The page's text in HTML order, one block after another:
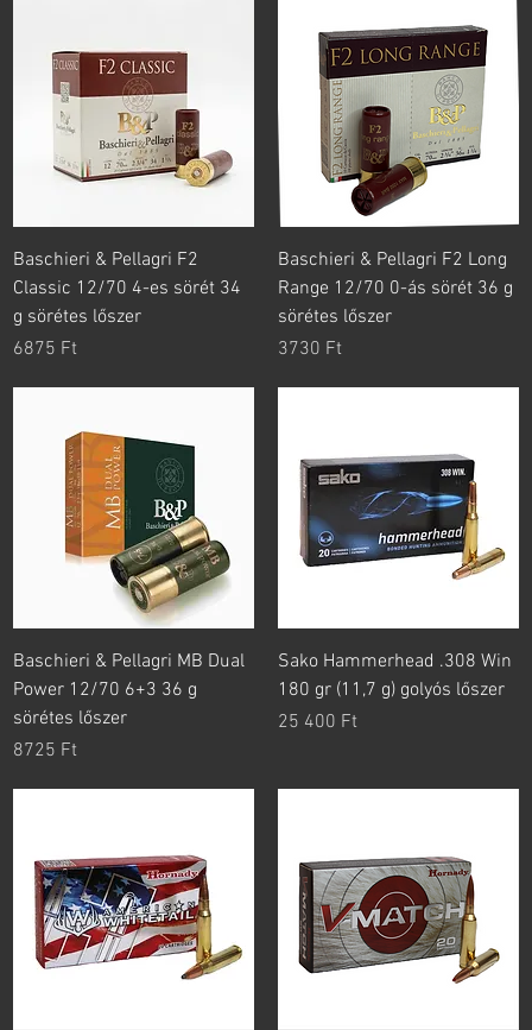
Baschieri & Pellagri F2
Classic 12/70 4-es sörét 34
g sörétes lőszer
Ár
6875 Ft
Baschieri & Pellagri F2 Long
Range 12/70 0-ás sörét 36 g
sörétes lőszer
Ár
3730 Ft
Baschieri & Pellagri MB Dual
Power 12/70 6+3 36 g
sörétes lőszer
Ár
8725 Ft
Sako Hammerhead .308 Win
180 gr (11,7 g) golyós lőszer
Ár
25 400 Ft